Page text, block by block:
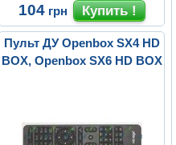
104 грн
Пульт ДУ Openbox SX4 HD
BOX, Openbox SX6 HD BOX